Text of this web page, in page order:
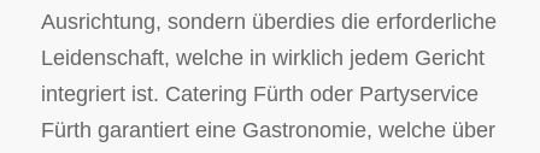
Ausrichtung, sondern überdies die erforderliche
Leidenschaft, welche in wirklich jedem Gericht
integriert ist. Catering Fürth oder Partyservice
Fürth garantiert eine Gastronomie, welche über